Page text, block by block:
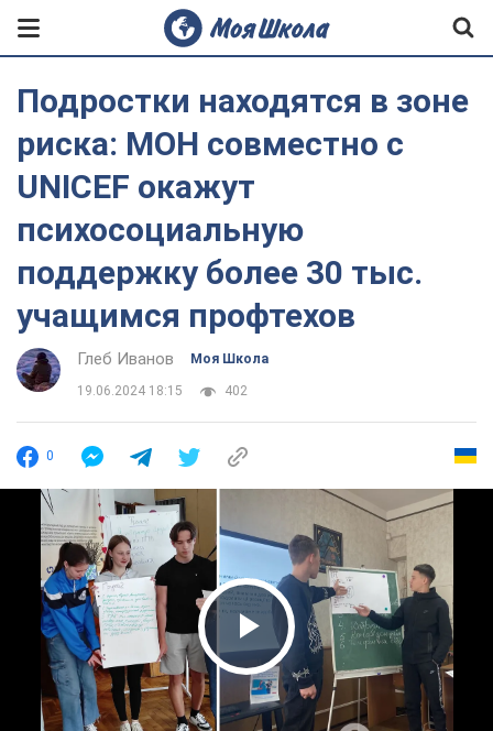
Подростки находятся в зоне
риска: МОН совместно с
UNICEF окажут
психосоциальную
поддержку более 30 тыс.
учащимся профтехов
Глеб Иванов Моя Школа
19.06.2024 18:15 402
0
Play Video